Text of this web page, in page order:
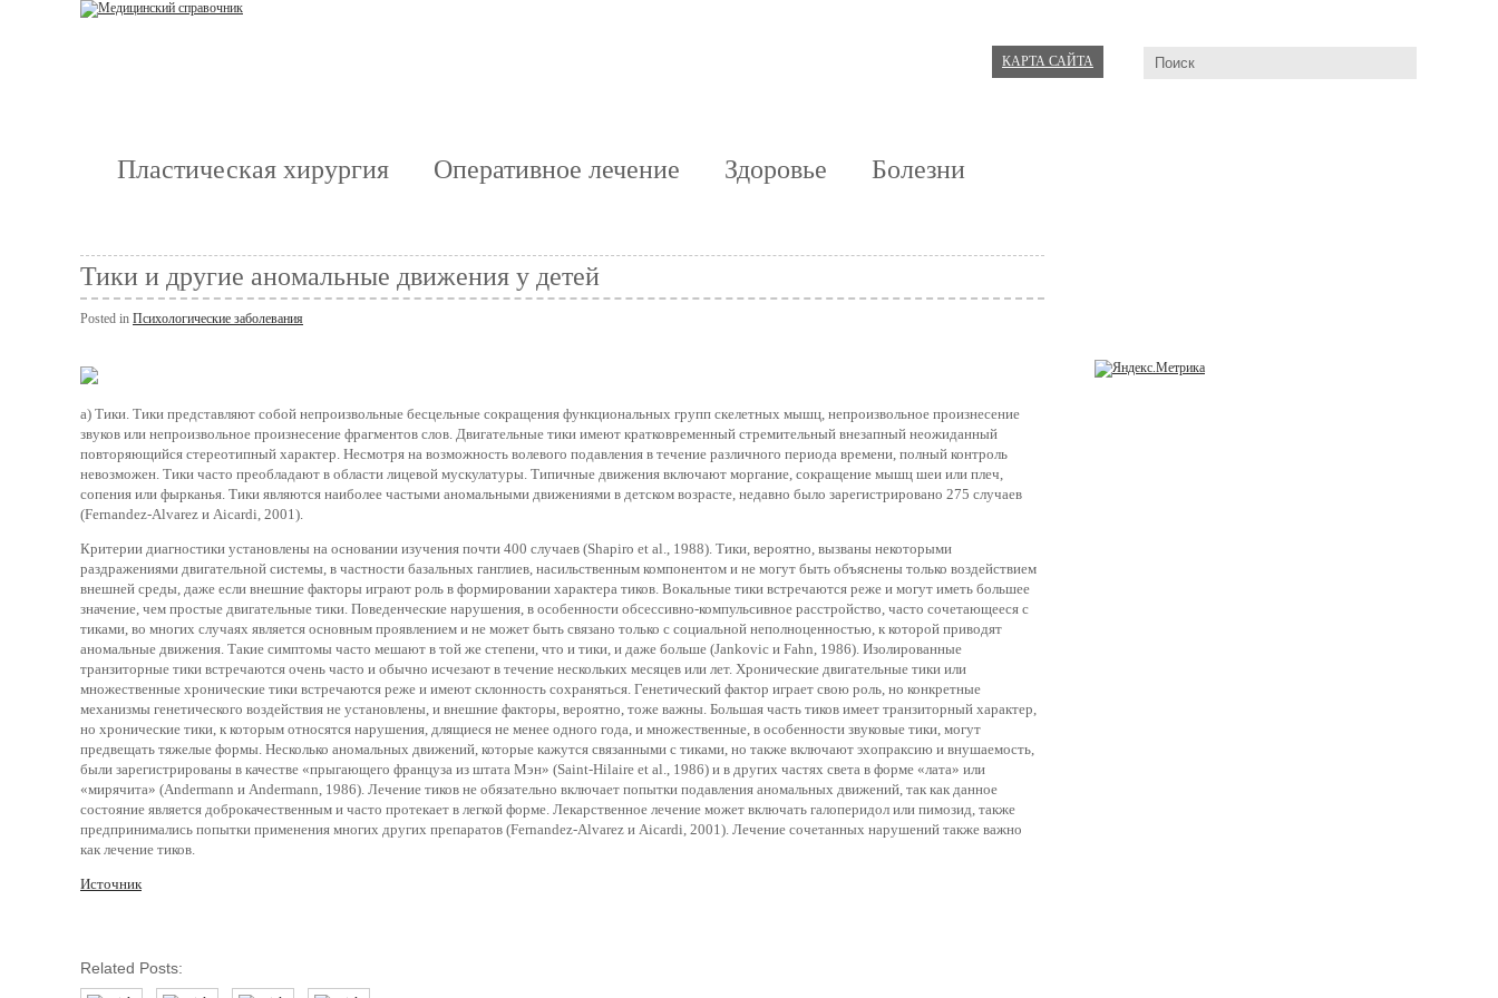
КАРТА САЙТА
Пластическая хирургия Оперативное лечение Здоровье Болезни
Тики и другие аномальные движения у детей
Posted in Психологические заболевания
а) Тики. Тики представляют собой непроизвольные бесцельные сокращения функциональных групп скелетных мышц, непроизвольное произнесение
звуков или непроизвольное произнесение фрагментов слов. Двигательные тики имеют кратковременный стремительный внезапный неожиданный
повторяющийся стереотипный характер. Несмотря на возможность волевого подавления в течение различного периода времени, полный контроль
невозможен. Тики часто преобладают в области лицевой мускулатуры. Типичные движения включают моргание, сокращение мышц шеи или плеч,
сопения или фырканья. Тики являются наиболее частыми аномальными движениями в детском возрасте, недавно было зарегистрировано 275 случаев
(Fernandez-Alvarez и Aicardi, 2001).
Критерии диагностики установлены на основании изучения почти 400 случаев (Shapiro et al., 1988). Тики, вероятно, вызваны некоторыми
раздражениями двигательной системы, в частности базальных ганглиев, насильственным компонентом и не могут быть объяснены только воздействием
внешней среды, даже если внешние факторы играют роль в формировании характера тиков. Вокальные тики встречаются реже и могут иметь большее
значение, чем простые двигательные тики. Поведенческие нарушения, в особенности обсессивно-компульсивное расстройство, часто сочетающееся с
тиками, во многих случаях является основным проявлением и не может быть связано только с социальной неполноценностью, к которой приводят
аномальные движения. Такие симптомы часто мешают в той же степени, что и тики, и даже больше (Jankovic и Fahn, 1986). Изолированные
транзиторные тики встречаются очень часто и обычно исчезают в течение нескольких месяцев или лет. Хронические двигательные тики или
множественные хронические тики встречаются реже и имеют склонность сохраняться. Генетический фактор играет свою роль, но конкретные
механизмы генетического воздействия не установлены, и внешние факторы, вероятно, тоже важны. Большая часть тиков имеет транзиторный характер,
но хронические тики, к которым относятся нарушения, длящиеся не менее одного года, и множественные, в особенности звуковые тики, могут
предвещать тяжелые формы. Несколько аномальных движений, которые кажутся связанными с тиками, но также включают эхопраксию и внушаемость,
были зарегистрированы в качестве «прыгающего француза из штата Мэн» (Saint-Hilaire et al., 1986) и в других частях света в форме «лата» или
«мирячита» (Andermann и Andermann, 1986). Лечение тиков не обязательно включает попытки подавления аномальных движений, так как данное
состояние является доброкачественным и часто протекает в легкой форме. Лекарственное лечение может включать галоперидол или пимозид, также
предпринимались попытки применения многих других препаратов (Fernandez-Alvarez и Aicardi, 2001). Лечение сочетанных нарушений также важно
как лечение тиков.
Источник
Related Posts: